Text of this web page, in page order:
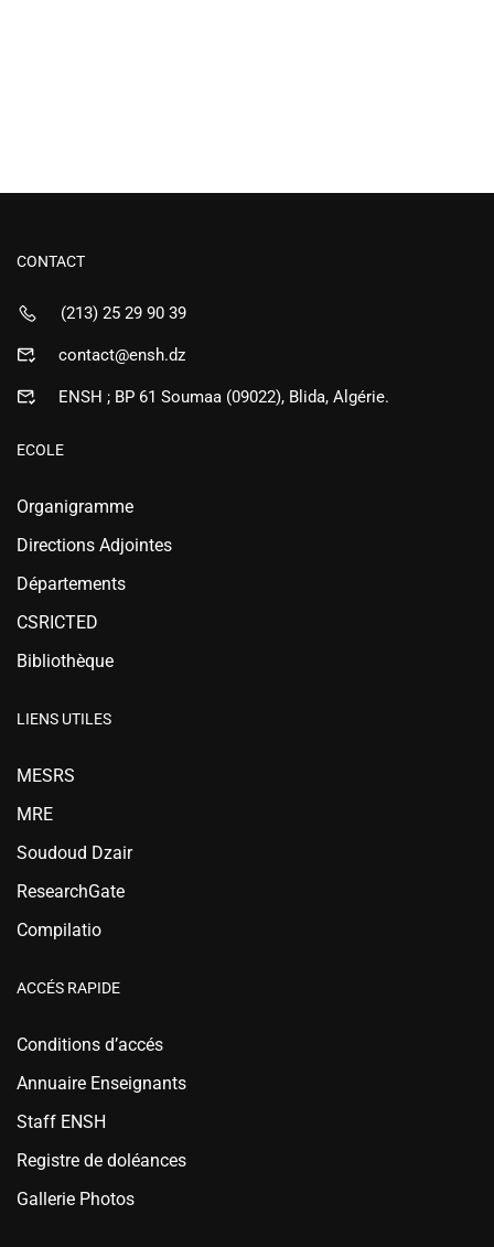
CONTACT
(213) 25 29 90 39
contact@ensh.dz
ENSH ; BP 61 Soumaa (09022), Blida, Algérie.
ECOLE
Organigramme
Directions Adjointes
Départements
CSRICTED
Bibliothèque
LIENS UTILES
MESRS
MRE
Soudoud Dzair
ResearchGate
Compilatio
ACCÉS RAPIDE
Conditions d’accés
Annuaire Enseignants
Staff ENSH
Registre de doléances
Gallerie Photos